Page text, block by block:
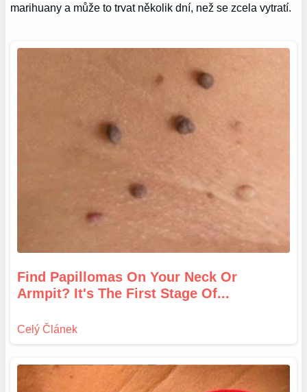
marihuany a může to trvat několik dní, než se zcela vytratí.
Find Papillomas On Your Neck Or
Armpit? It's The First Stage Of...